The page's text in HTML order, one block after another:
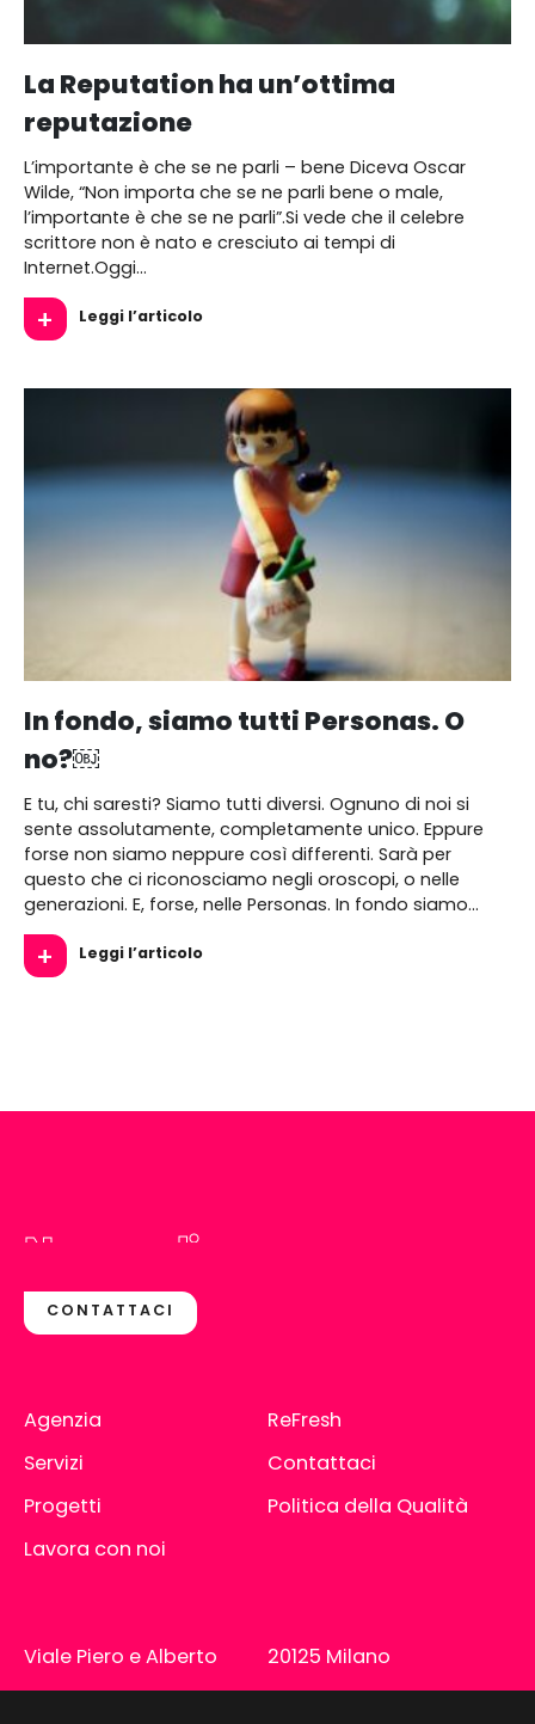
La Reputation ha un’ottima
reputazione
L’importante è che se ne parli – bene Diceva Oscar
Wilde, “Non importa che se ne parli bene o male,
l’importante è che se ne parli”.Si vede che il celebre
scrittore non è nato e cresciuto ai tempi di
Internet.Oggi…
Leggi l’articolo
In fondo, siamo tutti Personas. O
no?￼
E tu, chi saresti? Siamo tutti diversi. Ognuno di noi si
sente assolutamente, completamente unico. Eppure
forse non siamo neppure così differenti. Sarà per
questo che ci riconosciamo negli oroscopi, o nelle
generazioni. E, forse, nelle Personas. In fondo siamo…
Leggi l’articolo
Non vediamo
l'ora di incontrarti
CONTATTACI
Agenzia
Servizi
Progetti
Lavora con noi
ReFresh
Contattaci
Politica della Qualità
Viale Piero e Alberto
Pirelli, 10
20125 Milano
info@kiwidigital.it